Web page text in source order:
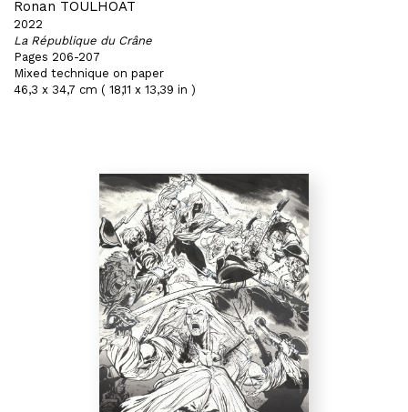
Ronan TOULHOAT
2022
La République du Crâne
Pages 206-207
Mixed technique on paper
46,3 x 34,7 cm ( 18,11 x 13,39 in )